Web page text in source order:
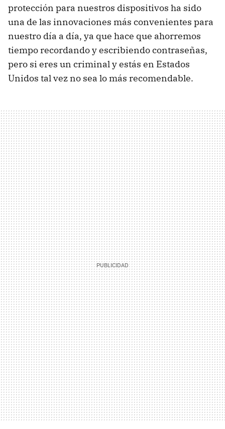
protección para nuestros dispositivos ha sido
una de las innovaciones más convenientes para
nuestro día a día, ya que hace que ahorremos
tiempo recordando y escribiendo contraseñas,
pero si eres un criminal y estás en Estados
Unidos tal vez no sea lo más recomendable.